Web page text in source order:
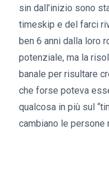
sin dall’inizio sono
timeskip e del farci
ben 6 anni dalla loro
potenziale, ma la
banale per risultare
che forse poteva
qualcosa in più sul
cambiano le persone